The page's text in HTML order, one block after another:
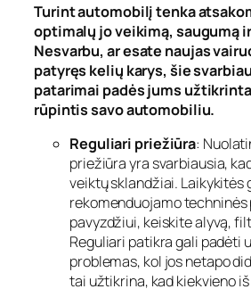
Turint automobilį tenka
optimalų jo veikimą, saugumą
Nesvarbu, ar esate naujas
patyręs kelių karys, šie
patarimai padės jums
rūpintis savo automobiliu.
Reguliari priežiūra:
priežiūra yra svarbiausia,
veiktų sklandžiai. Laikykitės
rekomenduojamo
pavyzdžiui, keiskite alyvą,
Reguliari patikra gali padėti
problemas, kol jos netapo
tai užtikrina, kad kiekvieno